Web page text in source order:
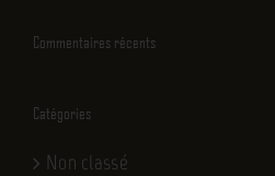
Commentaires récents
Catégories
Non classé